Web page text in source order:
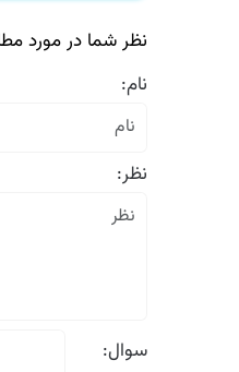
نظر شما در مورد
نام:
نظر:
سوال: